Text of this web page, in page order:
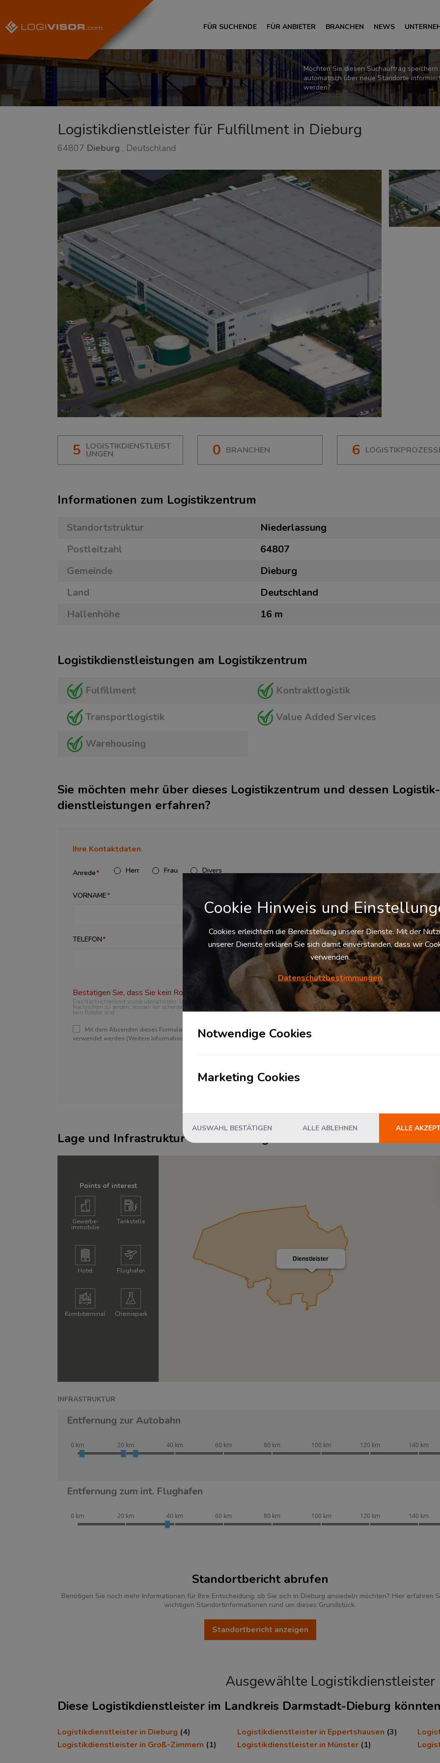
FÜR SUCHENDE FÜR ANBIETER BRANCHEN NEWS
Möchten Sie diesen Suchauftrag speichern
automatisch über neue Standorte
werden?
Logistikdienstleister für Fulfillment in Dieburg
64807 Dieburg , Deutschland
5 LOGISTIKDIENSTLEIST
UNGEN 0 BRANCHEN 6
Informationen zum Logistikzentrum
Standortstruktur
Niederlassung
Postleitzahl
64807
Gemeinde
Dieburg
Land
Deutschland
Hallenhöhe
16 m
Logistikdienstleistungen am Logistikzentrum
Fulfillment
Kontraktlogistik
Transportlogistik
Value Added Services
Warehousing
Sie möchten mehr über dieses Logistikzentrum und dessen Logistik­
dienstleistungen erfahren?
Ihre Kontaktdaten
Anrede Herr Frau Divers
VORNAME UNTERNEHMEN
TELEFON E-MAIL
Bestätigen Sie, dass Sie kein Roboter sind.
Das Nachrichtenlimit wurde überschritten. Um weitere
Nachrichten zu senden, müssen wir sicherstellen, dass Sie
kein Roboter sind.
Mit dem Absenden dieses Formulars erklären Sie sich damit einverstanden, dass Ihre Daten zur Bearbeitung Ihres Anliegens
verwendet werden (Weitere Informationen und Widerrufshinweise finden Sie in derDatenschutzerklärung
Lage und Infrastruktur um dieses Logistikzentrum
Points of interest
Gewerbe­
immobilie
Tankstelle
Hotel Flughafen
Kombi­terminal Chemie­park
Dienstleister
INFRASTRUKTUR
Entfernung zur Autobahn
0 km 20 km 40 km 60 km 80 km 100 km 120 km 140 km
Entfernung zum int. Flughafen
0 km 20 km 40 km 60 km 80 km 100 km 120 km 140 km
Standortbericht abrufen
Benötigen Sie noch mehr Informationen für Ihre Entscheidung, ob Sie sich in Dieburg ansiedeln möchten? Hier erfahren
wichtigen Standortinformationen rund um dieses Grundstück.
Standortbericht anzeigen
BEVÖLKERUNG(STAND: 12/2019)
Bevölkerung Gesamt(Landkreis / 297.844
Ausgewählte Logistikdienstleister
Diese Logistikdienstleister im Landkreis Darmstadt-Dieburg
Logistikdienstleister in Dieburg (4) Logistikdienstleister in Eppertshausen (3)
Logistikdienstleister in Groß-Zimmern (1) Logistikdienstleister in Münster (1)
Cookie Hinweis und
Cookies erleichtern die Bereitstellung unserer Dienste. Mit der
unserer Dienste erklären Sie sich damit einverstanden, dass wir
verwenden.
Datenschutzbestimmungen
Notwendige Cookies
Marketing Cookies
AUSWAHL BESTÄTIGEN ALLE ABLEHNEN ALLE